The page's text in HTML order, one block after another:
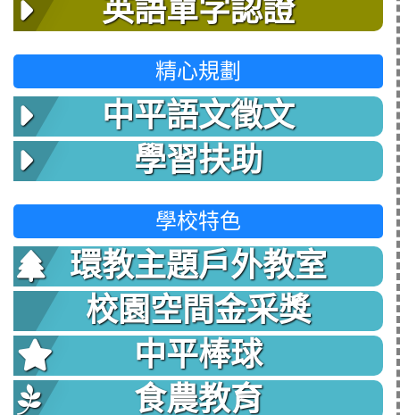
英語單字認證
精心規劃
中平語文徵文
學習扶助
學校特色
環教主題戶外教室
校園空間金采獎
中平棒球
食農教育